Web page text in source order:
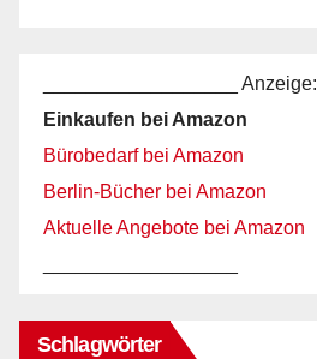
__________________ Anzeige:
Einkaufen bei Amazon
Bürobedarf bei Amazon
Berlin-Bücher bei Amazon
Aktuelle Angebote bei Amazon
Schlagwörter